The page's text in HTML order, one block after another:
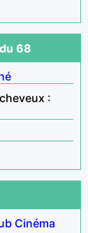
68
:
Cinéma